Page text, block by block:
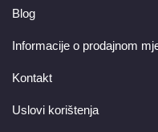
Blog
Informacije o prodajnom
Kontakt
Uslovi korištenja